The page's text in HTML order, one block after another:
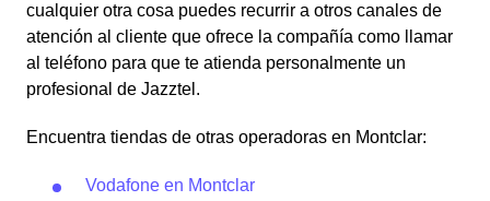
cualquier otra cosa puedes recurrir a otros canales de
atención al cliente que ofrece la compañía como llamar
al teléfono para que te atienda personalmente un
profesional de Jazztel.
Encuentra tiendas de otras operadoras en Montclar:
Vodafone en Montclar